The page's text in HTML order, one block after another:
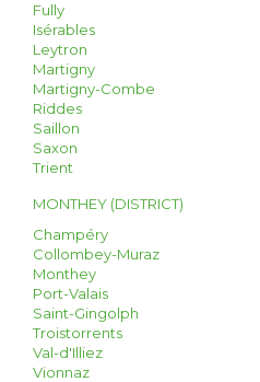
Fully
Isérables
Leytron
Martigny
Martigny-Combe
Riddes
Saillon
Saxon
Trient
MONTHEY (DISTRICT)
Champéry
Collombey-Muraz
Monthey
Port-Valais
Saint-Gingolph
Troistorrents
Val-d'Illiez
Vionnaz